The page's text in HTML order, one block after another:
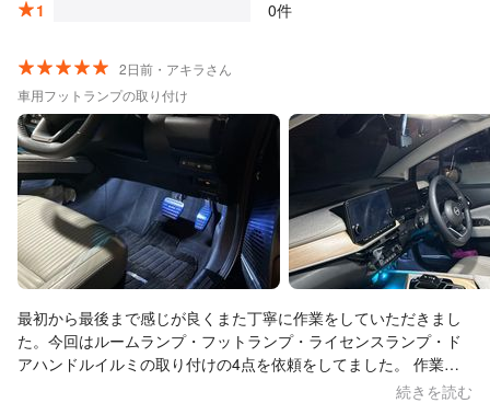
1
0件
2日前・アキラさん
車用フットランプの取り付け
最初から最後まで感じが良くまた丁寧に作業をしていただきまし
た。今回はルームランプ・フットランプ・ライセンスランプ・ド
アハンドルイルミの取り付けの4点を依頼をしてました。 作業を
進める中、中古車だった事もあり、元々の車体のヒューズが切れ
続きを読む